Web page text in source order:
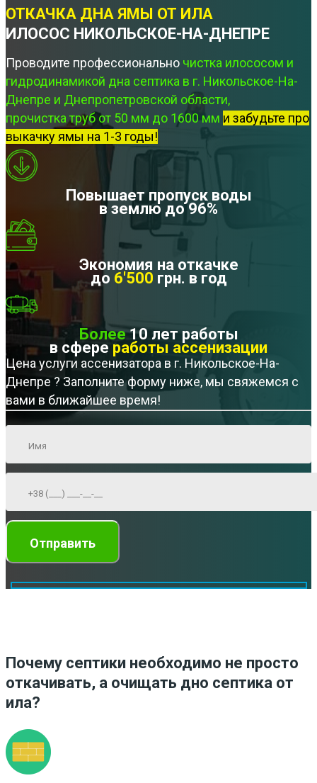
ОТКАЧКА ДНА ЯМЫ ОТ ИЛА
ИЛОСОС НИКОЛЬСКОЕ-НА-ДНЕПРЕ
Проводите профессионально чистка илососом и
гидродинамикой дна септика в г. Никольское-На-
Днепре и Днепропетровской области,
прочистка труб от 50 мм до 1600 мм и забудьте про
выкачку ямы на 1-3 годы!
Повышает пропуск воды
в землю до 96%
Экономия на откачке
до 6'500 грн. в год
Более10 лет работы
в сфере работы ассенизации
Цена услуги ассенизатора в г. Никольское-На-
Днепре ? Заполните форму ниже, мы свяжемся с
вами в ближайшее время!
Почему септики необходимо не просто
откачивать, а очищать дно септика от
ила?